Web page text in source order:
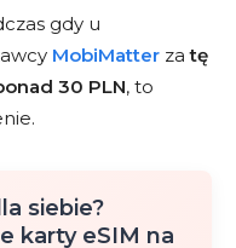
gdy u
MobiMatter zatę
30 PLN, to
siebie?
karty eSIM na